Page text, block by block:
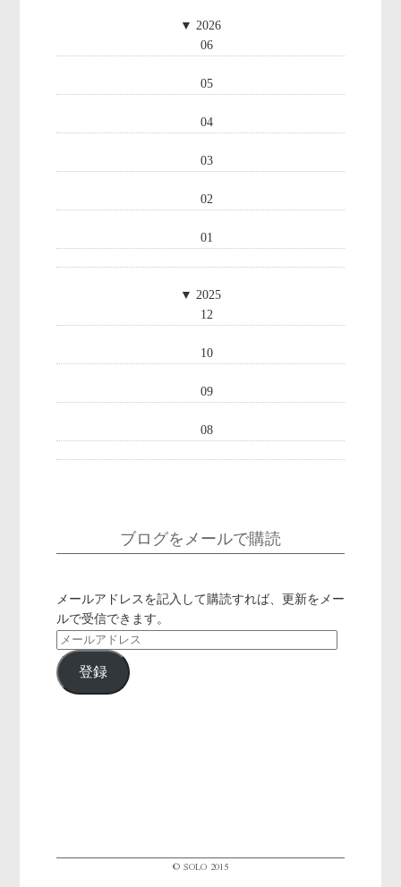
▼ 2026
06
05
04
03
02
01
▼ 2025
12
10
09
08
ブログをメールで購読
メールアドレスを記入して購読すれば、更新をメー
ルで受信できます。
メ
ー
ル
登録
© SOLO 2015